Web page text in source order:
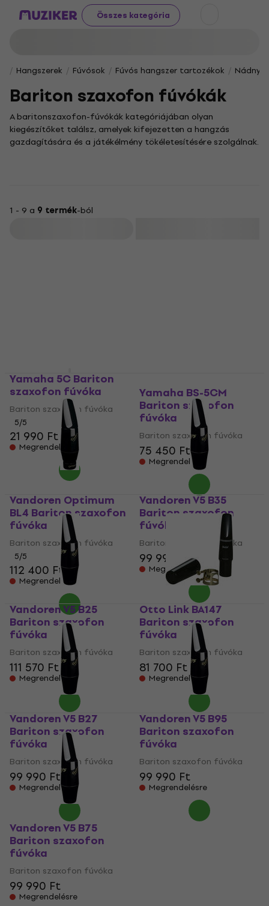
Összes kategória
Hangszerek Fúvósok Fúvós hangszer tartozékok
Bariton szaxofon fúvókák
A baritonszaxofon-fúvókák kategóriájában olyan
kiegészítőket találsz, amelyek kifejezetten a hangzás
gazdagítására és a játékélmény tökéletesítésére szolgálnak.
Kínálatunkban különböző anyagokból készült és eltérő
1 - 9 a 9 termék-ból
Yamaha 5C Bariton
szaxofon fúvóka
Bariton szaxofon fúvóka
5/5
21 990 Ft
Megrendelésre
Yamaha BS-5CM
Bariton szaxofon
fúvóka
Bariton szaxofon fúvóka
75 450 Ft
Megrendelésre
Vandoren Optimum
BL4 Bariton szaxofon
fúvóka
Bariton szaxofon fúvóka
5/5
112 400 Ft
Megrendelésre
Vandoren V5 B35
Bariton szaxofon
fúvóka
Bariton szaxofon fúvóka
99 990 Ft
Megrendelésre
Vandoren V5 B25
Bariton szaxofon
fúvóka
Bariton szaxofon fúvóka
111 570 Ft
Megrendelésre
Otto Link BA147
Bariton szaxofon
fúvóka
Bariton szaxofon fúvóka
81 700 Ft
Megrendelésre
Vandoren V5 B27
Bariton szaxofon
fúvóka
Bariton szaxofon fúvóka
99 990 Ft
Megrendelésre
Vandoren V5 B95
Bariton szaxofon
fúvóka
Bariton szaxofon fúvóka
99 990 Ft
Megrendelésre
Vandoren V5 B75
Bariton szaxofon
fúvóka
Bariton szaxofon fúvóka
99 990 Ft
Megrendelésre